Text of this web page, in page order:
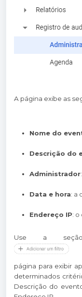
A página exibe as
Nome do
Descrição do
Administrador
Data e hora: a
Endereço IP:
Use a
página para exibir
determinados
Descrição do